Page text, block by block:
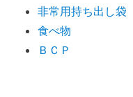
非常用持ち出し袋
食べ物
ＢＣＰ